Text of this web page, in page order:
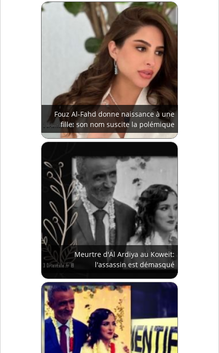
Fouz Al-Fahd donne naissance à une
fille: son nom suscite la polémique
Meurtre d'Al Ardiya au Koweit:
l'assassin est démasqué